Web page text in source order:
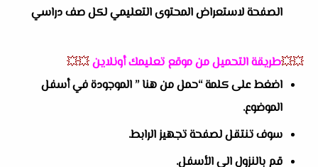
الصفحة لاستعراض المحتوى التعليمي لكل صف دراسي
💥💥طريقة التحميل من موقع تعليمك أونلاين💥💥
اضغط على كلمة “حمل من هنا ” الموجودة في أسفل
الموضوع.
سوف تنتقل لصفحة تجهيز الرابط.
قم بالنزول الي الأسفل.